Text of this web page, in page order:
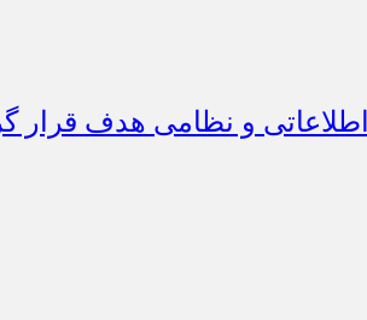
اطلاعاتی و نظامی هدف قرار